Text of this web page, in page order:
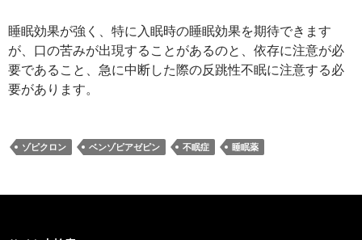
睡眠効果が強く、特に入眠時の睡眠効果を期待できます
が、口の苦みが出現することがあるのと、依存に注意が必
要であること、急に中断した際の反跳性不眠に注意する必
要があります。
ゾピクロン ベンゾピアゼピン 不眠症 睡眠薬